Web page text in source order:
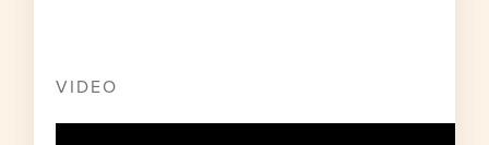
VIDEO